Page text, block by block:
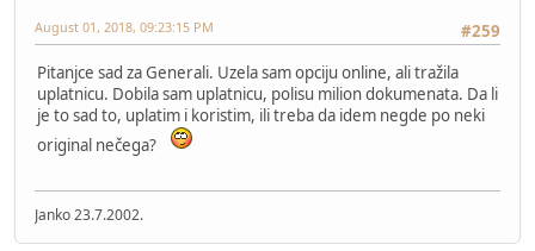
#259
August 01, 2018, 09:23:15 PM
Pitanjce sad za Generali. Uzela sam opciju online, ali tražila
uplatnicu. Dobila sam uplatnicu, polisu milion dokumenata. Da li
je to sad to, uplatim i koristim, ili treba da idem negde po neki
original nečega?
Janko 23.7.2002.